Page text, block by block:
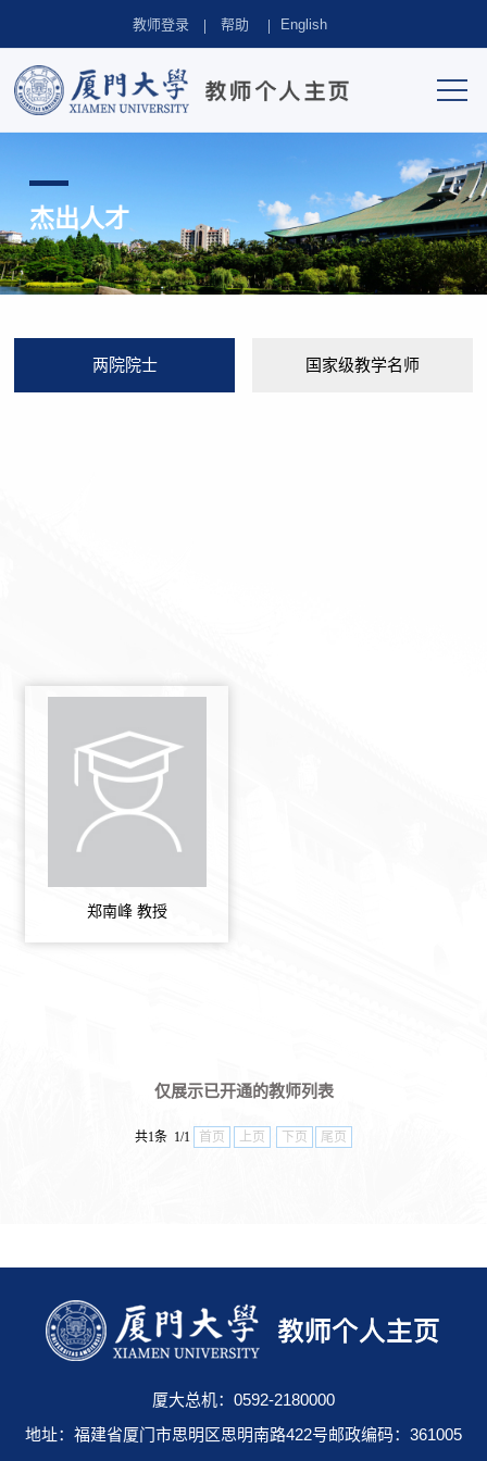
教师登录 帮助 English
杰出人才
两院院士 国家级教学名师
郑南峰 教授
仅展示已开通的教师列表
共1条 1/1 首页 上页 下页 尾页
厦大总机：0592-2180000
地址：福建省厦门市思明区思明南路422号邮政编码：361005